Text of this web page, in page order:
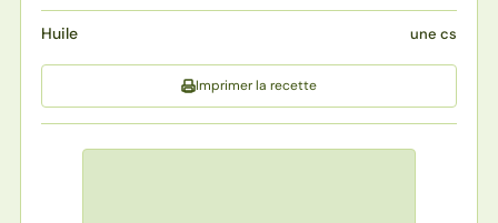
Huile une cs
Imprimer la recette